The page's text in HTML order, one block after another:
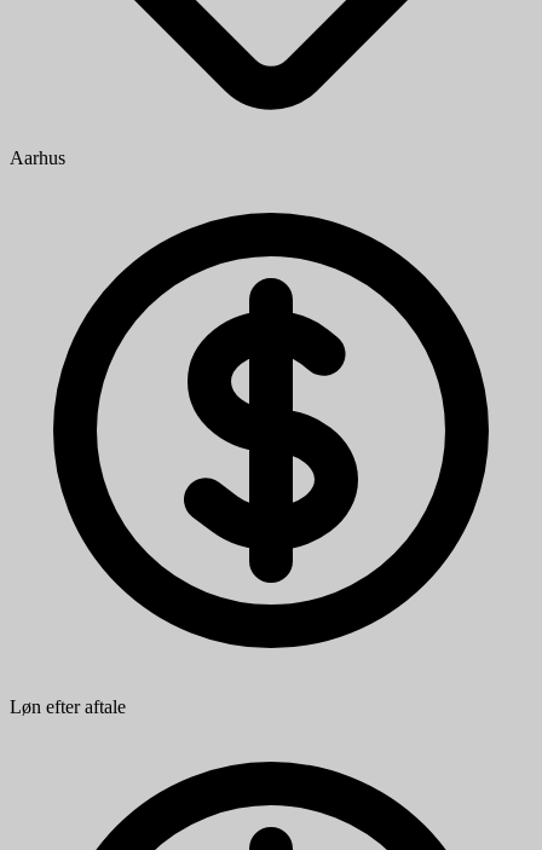
Aarhus
Løn efter aftale